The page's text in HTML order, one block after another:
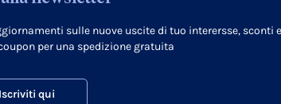
sulle nuove uscite di tuo interersse, sconti
per una spedizione gratuita
Iscriviti qui